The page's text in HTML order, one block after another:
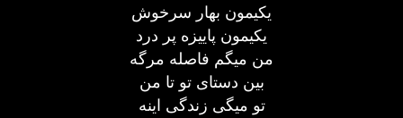
یکیمون بهار سرخوش
یکیمون پاییزه پر درد
من میگم فاصله مرگه
بین دستای تو تا من
تو میگی زندگی اینه